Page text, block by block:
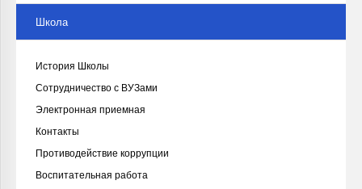
Школа
История Школы
Сотрудничество с ВУЗами
Электронная приемная
Контакты
Противодействие коррупции
Воспитательная работа